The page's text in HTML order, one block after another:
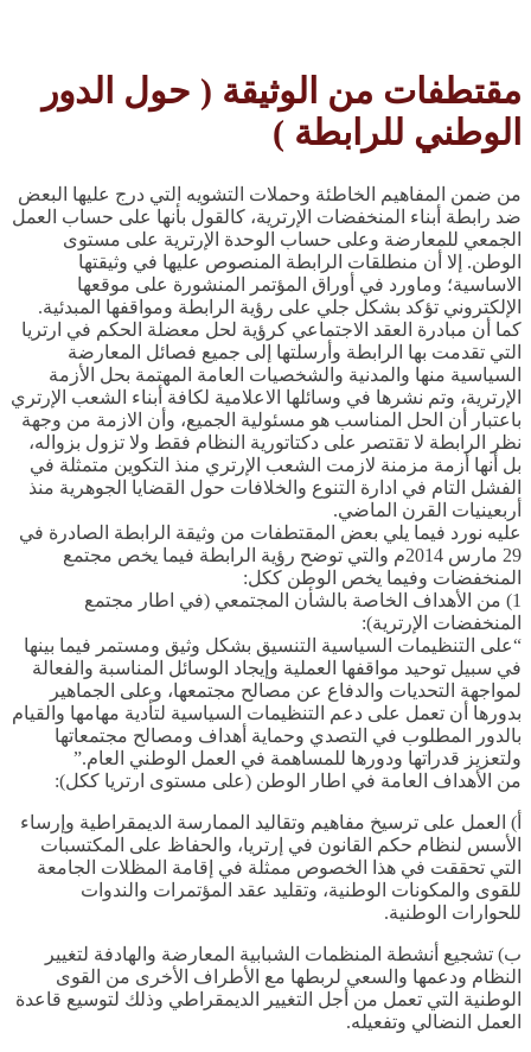
مقتطفات من الوثيقة ( حول الدور
الوطني للرابطة )
من ضمن المفاهيم الخاطئة وحملات التشويه التي درج عليها البعض
ضد رابطة أبناء المنخفضات الإرترية، كالقول بأنها على حساب العمل
الجمعي للمعارضة وعلى حساب الوحدة الإرترية على مستوى
الوطن. إلا أن منطلقات الرابطة المنصوص عليها في وثيقتها
الاساسية؛ وماورد في أوراق المؤتمر المنشورة على موقعها
الإلكتروني تؤكد بشكل جلي على رؤية الرابطة ومواقفها المبدئية.
كما أن مبادرة العقد الاجتماعي كرؤية لحل معضلة الحكم في ارتريا
التي تقدمت بها الرابطة وأرسلتها إلى جميع فصائل المعارضة
السياسية منها والمدنية والشخصيات العامة المهتمة بحل الأزمة
الإرترية، وتم نشرها في وسائلها الاعلامية لكافة أبناء الشعب الإرتري
باعتبار أن الحل المناسب هو مسئولية الجميع، وأن الازمة من وجهة
نظر الرابطة لا تقتصر على دكتاتورية النظام فقط ولا تزول بزواله،
بل أنها أزمة مزمنة لازمت الشعب الإرتري منذ التكوين متمثلة في
الفشل التام في ادارة التنوع والخلافات حول القضايا الجوهرية منذ
أربعينيات القرن الماضي.
عليه نورد فيما يلي بعض المقتطفات من وثيقة الرابطة الصادرة في
29 مارس 2014م والتي توضح رؤية الرابطة فيما يخص مجتمع
المنخفضات وفيما يخص الوطن ككل:
1) من الأهداف الخاصة بالشأن المجتمعي (في اطار مجتمع
المنخفضات الإرترية):
“على التنظيمات السياسية التنسيق بشكل وثيق ومستمر فيما بينها
في سبيل توحيد مواقفها العملية وإيجاد الوسائل المناسبة والفعالة
لمواجهة التحديات والدفاع عن مصالح مجتمعها، وعلى الجماهير
بدورها أن تعمل على دعم التنظيمات السياسية لتأدية مهامها والقيام
بالدور المطلوب في التصدي وحماية أهداف ومصالح مجتمعاتها
ولتعزيز قدراتها ودورها للمساهمة في العمل الوطني العام.”
من الأهداف العامة في اطار الوطن (على مستوى ارتريا ككل):
أ‌) العمل على ترسيخ مفاهيم وتقاليد الممارسة الديمقراطية وإرساء
الأسس لنظام حكم القانون في إرتريا، والحفاظ على المكتسبات
التي تحققت في هذا الخصوص ممثلة في إقامة المظلات الجامعة
للقوى والمكونات الوطنية، وتقليد عقد المؤتمرات والندوات
للحوارات الوطنية.
ب‌) تشجيع أنشطة المنظمات الشبابية المعارضة والهادفة لتغيير
النظام ودعمها والسعي لربطها مع الأطراف الأخرى من القوى
الوطنية التي تعمل من أجل التغيير الديمقراطي وذلك لتوسيع قاعدة
العمل النضالي وتفعيله.